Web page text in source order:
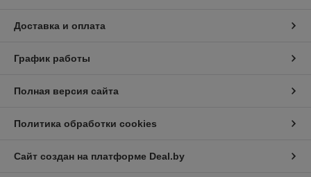
Доставка и оплата
График работы
Полная версия сайта
Политика обработки cookies
Сайт создан на платформе Deal.by